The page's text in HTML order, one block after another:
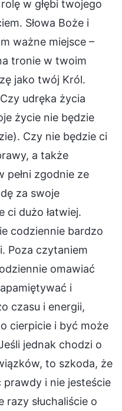
w głębi twojego
Słowa Boże i
ważne miejsce –
tronie w twoim
jako twój Król.
udręka życia
życie nie będzie
Czy nie będzie ci
a także
pełni zgodnie ze
za swoje
ci dużo łatwiej.
codziennie bardzo
Poza czytaniem
omawiać
i
czasu i energii,
cierpicie i być może
jednak chodzi o
to szkoda, że
i nie jesteście
razy słuchaliście o